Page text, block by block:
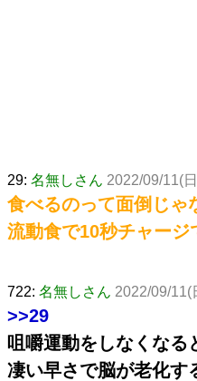
29: 名無しさん 2022/09/11(
食べるのって面倒じゃ
流動食で10秒チャージ
722: 名無しさん 2022/09/11(
>>29
咀嚼運動をしなくなる
凄い早さで脳が老化す